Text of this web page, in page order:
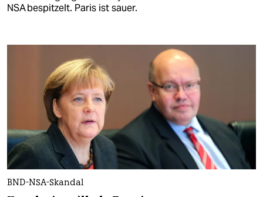
NSA bespitzelt. Paris ist sauer.
BND-NSA-Skandal